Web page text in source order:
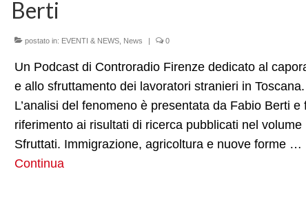
Berti
postato in: EVENTI & NEWS, News | 0
Un Podcast di Controradio Firenze dedicato al
e allo sfruttamento dei lavoratori stranieri in Toscana.
L’analisi del fenomeno è presentata da Fabio Berti e
riferimento ai risultati di ricerca pubblicati nel volume
Sfruttati. Immigrazione, agricoltura e nuove forme …
Continua